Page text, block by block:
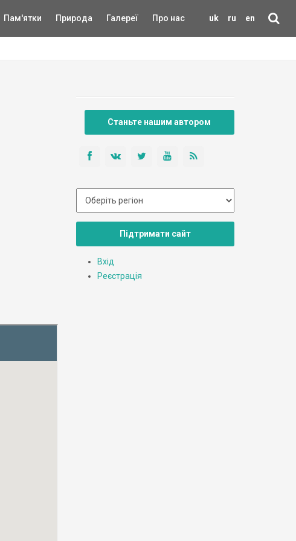
uk ru en
Пам'ятки Природа Галереї Про нас
Станьте нашим автором
Підтримати сайт
Вхід
Реєстрація